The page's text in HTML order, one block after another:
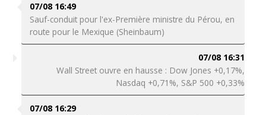
07/08 16:49
Sauf-conduit pour l'ex-Première ministre du Pérou, en
route pour le Mexique (Sheinbaum)
07/08 16:31
Wall Street ouvre en hausse : Dow Jones +0,17%,
Nasdaq +0,71%, S&P 500 +0,33%
07/08 16:29